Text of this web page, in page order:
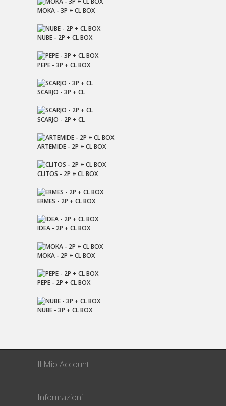
MOKA - 3P + CL BOX
NUBE - 2P + CL BOX
PEPE - 3P + CL BOX
SCARJO - 3P + CL
SCARJO - 2P + CL
ARTEMIDE - 2P + CL BOX
CLITOS - 2P + CL BOX
ERMES - 2P + CL BOX
IDEA - 2P + CL BOX
MOKA - 2P + CL BOX
PEPE - 2P + CL BOX
NUBE - 3P + CL BOX
Il Mio Account
Informazioni